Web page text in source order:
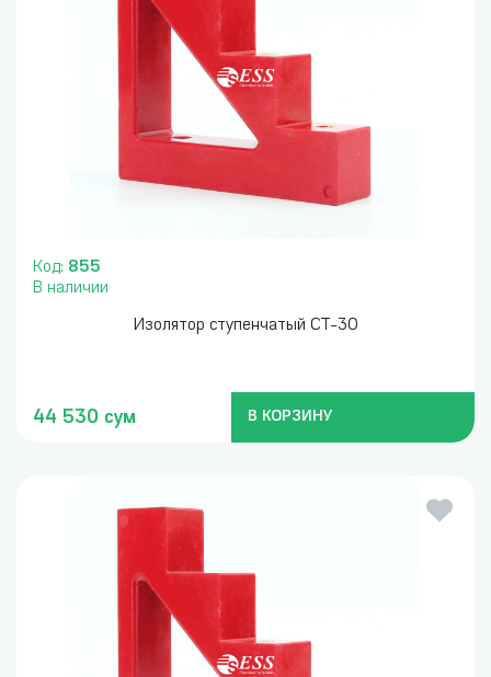
Код: 855
В наличии
Изолятор ступенчатый СТ-30
44 530 сум В КОРЗИНУ